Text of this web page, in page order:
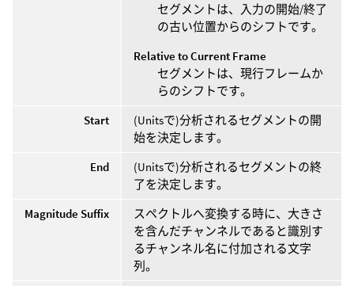
セグメントは、入力の開始/終了
の古い位置からのシフトです。
Relative to Current Frame
セグメントは、現行フレームか
らのシフトです。
Start
(Unitsで)分析されるセグメントの開
始を決定します。
End
(Unitsで)分析されるセグメントの終
了を決定します。
Magnitude Suffix
スペクトルへ変換する時に、大きさ
を含んだチャンネルであると識別す
るチャンネル名に付加される文字
列。